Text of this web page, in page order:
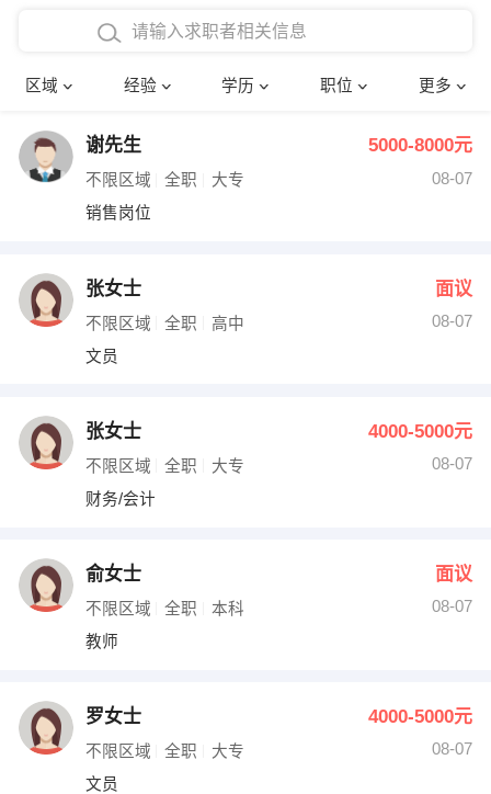
区域 经验 学历 职位 更多
在校学生工作经验
四年以上工作经验
五年以上工作经验
博士
文员 护士
财务会计
网络IT
收银员
水电/机修
编辑
其他职位
确定
谢先生 5000-8000元
不限区域 全职 大专
08-07
销售岗位
张女士 面议
不限区域 全职 高中
08-07
文员
张女士 4000-5000元
不限区域 全职 大专
08-07
财务/会计
俞女士 面议
不限区域 全职 本科
08-07
教师
罗女士 4000-5000元
不限区域 全职 大专
08-07
文员